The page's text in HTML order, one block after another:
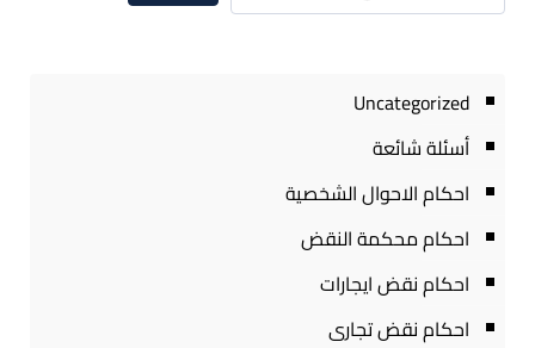
Uncategorized
أسئلة شائعة
احكام الاحوال الشخصية
احكام محكمة النقض
احكام نقض ايجارات
احكام نقض تجارى